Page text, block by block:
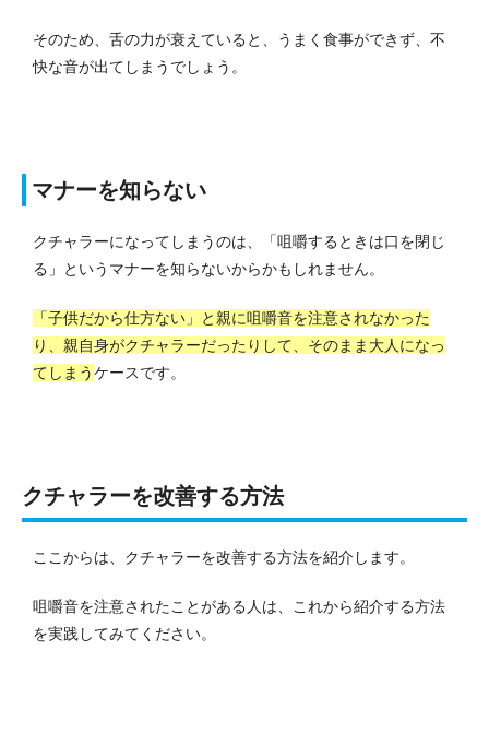
そのため、舌の力が衰えていると、うまく食事ができず、不
快な音が出てしまうでしょう。
マナーを知らない
クチャラーになってしまうのは、「咀嚼するときは口を閉じ
る」というマナーを知らないからかもしれません。
「子供だから仕方ない」と親に咀嚼音を注意されなかった
り、親自身がクチャラーだったりして、そのまま大人になっ
てしまうケースです。
クチャラーを改善する方法
ここからは、クチャラーを改善する方法を紹介します。
咀嚼音を注意されたことがある人は、これから紹介する方法
を実践してみてください。